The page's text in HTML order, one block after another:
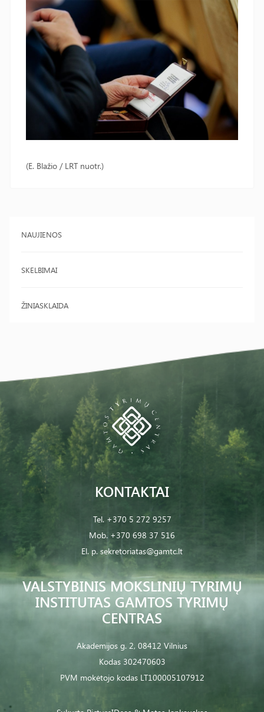
NAUJIENOS
SKELBIMAI
ŽINIASKLAIDA
(E. Blažio / LRT nuotr.)
VALSTYBINIS MOKSLINIŲ TYRIMŲ
INSTITUTAS GAMTOS TYRIMŲ
CENTRAS
Akademijos g. 2, 08412 Vilnius
Kodas 302470603
PVM mokėtojo kodas LT100005107912
KONTAKTAI
Tel. +370 5 272 9257
Mob. +370 698 37 516
El. p. sekretoriatas@gamtc.lt